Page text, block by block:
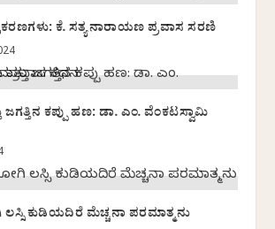
ಕೆ. ಸತ್ಯನಾರಾಯಣ ಪ್ರವಾಸ ಸರಣಿ
ಜಗತ್ತಿನ ಕಪ್ಪು ಹಣ: ಡಾ. ಎಂ. ವೆಂಕಟಸ್ವಾಮಿ
ಕುಡಿಯದಿರೆ ಮೆಚ್ಚನಾ ಪರಮಾತ್ಮನು